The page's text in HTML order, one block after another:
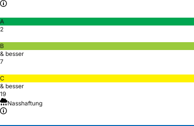
A
2
B
& besser
7
C
& besser
19
Nasshaftung